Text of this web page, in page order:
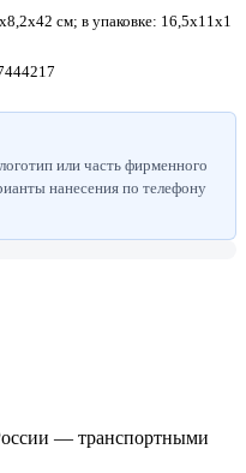
см; в упаковке: 16,5х11х1
или часть фирменного
нанесения по телефону
— транспортными